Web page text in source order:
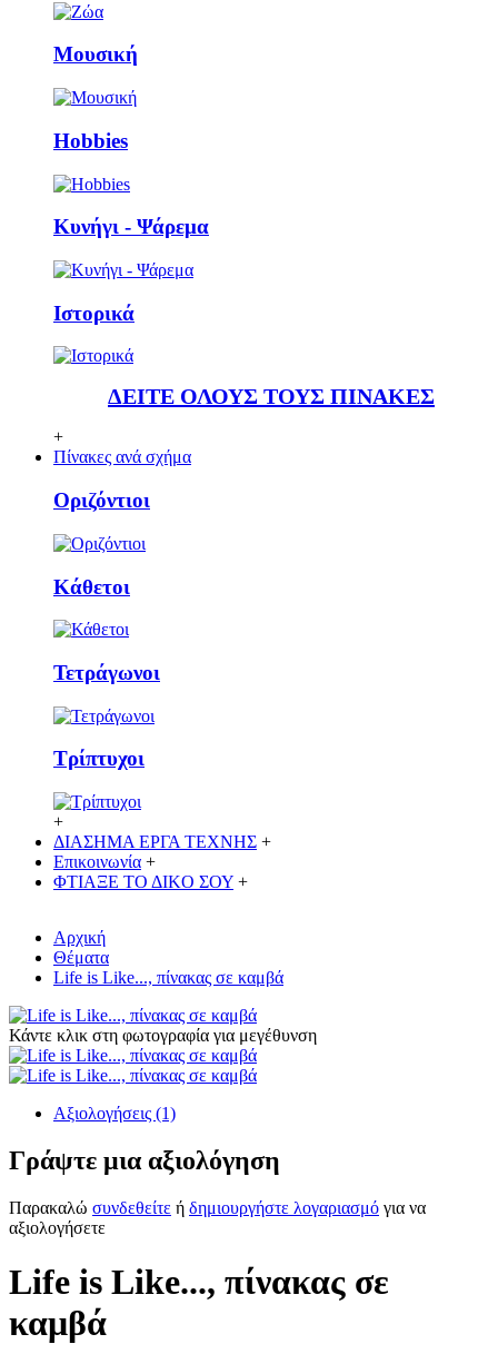
Μουσική
Ηobbies
Κυνήγι - Ψάρεμα
Ιστορικά
ΔΕΙΤΕ ΟΛΟΥΣ ΤΟΥΣ ΠΙΝΑΚΕΣ
+
Πίνακες ανά σχήμα
Οριζόντιοι
Κάθετoι
Τετράγωνοι
Τρίπτυχοι
+
ΔΙΑΣΗΜΑ ΕΡΓΑ ΤΕΧΝΗΣ +
Επικοινωνία +
ΦΤΙΑΞΕ ΤΟ ΔΙΚO ΣΟΥ +
Αρχική
Θέματα
Life is Like..., πίνακας σε καμβά
Κάντε κλικ στη φωτογραφία για μεγέθυνση
Αξιολογήσεις (1)
Γράψτε μια αξιολόγηση
Παρακαλώ συνδεθείτε ή δημιουργήστε λογαριασμό για να
αξιολογήσετε
Life is Like..., πίνακας σε
καμβά